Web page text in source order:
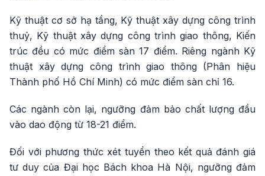
Kỹ thuật cơ sở hạ tầng, Kỹ thuật xây dựng công trình
thuỷ, Kỹ thuật xây dựng công trình giao thông, Kiến
trúc đều có mức điểm sàn 17 điểm. Riêng ngành Kỹ
thuật xây dựng công trình giao thông (Phân hiệu
Thành phố Hồ Chí Minh) có mức điểm sàn chỉ 16.
Các ngành còn lại, ngưỡng đảm bảo chất lượng đầu
vào dao động từ 18-21 điểm.
Đối với phương thức xét tuyển theo kết quả đánh giá
tư duy của Đại học Bách khoa Hà Nội, ngưỡng đảm